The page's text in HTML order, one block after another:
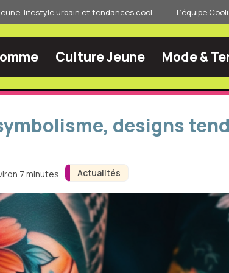
lifestyle urbain et tendances cool L’équipe
Culture Jeune Mode &
Actualités
designs
7 minutes